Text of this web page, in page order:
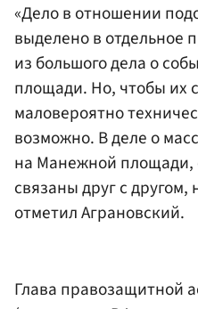
«Дело в отношении
выделено в отдельное
из большого дела о
площади. Но, чтобы их
маловероятно
возможно. В деле о
на Манежной
связаны друг с
отметил Аграновский.
Глава правозащитной